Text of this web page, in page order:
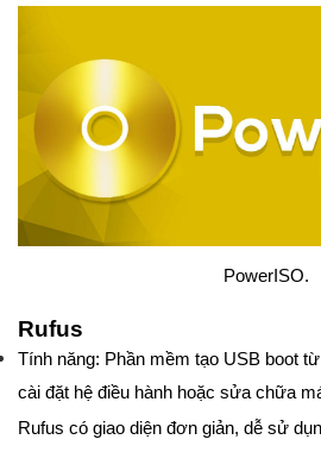
PowerISO.
Rufus
Tính năng: Phần mềm tạo USB boot
cài đặt hệ điều hành hoặc sửa chữa
Rufus có giao diện đơn giản, dễ sử